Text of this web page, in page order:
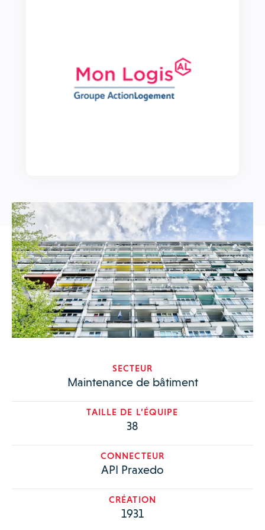
SECTEUR
Maintenance de bâtiment
TAILLE DE L’ÉQUIPE
38
CONNECTEUR
API Praxedo
CRÉATION
1931